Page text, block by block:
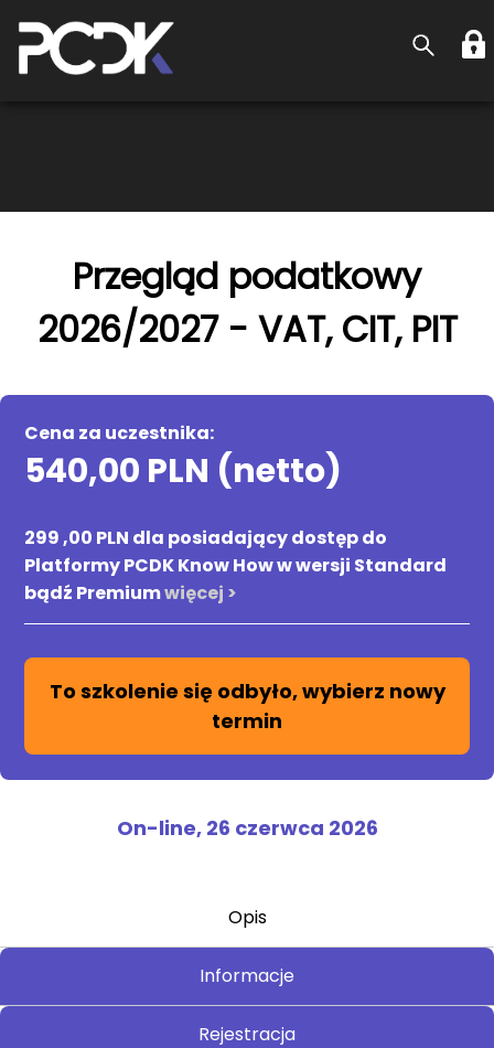
Przegląd podatkowy
2026/2027 - VAT, CIT, PIT
Cena za uczestnika:
540,00 PLN (netto)
299 ,00 PLN dla posiadający dostęp do
Platformy PCDK Know How w wersji Standard
bądź Premiumwięcej >
To szkolenie się odbyło, wybierz nowy
termin
On-line, 26 czerwca 2026
Opis
Informacje
Rejestracja